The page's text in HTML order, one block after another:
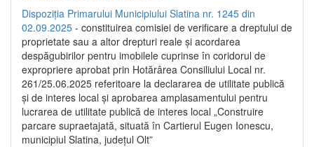
Dispoziția Primarului Municipiului Slatina nr. 1245 din
02.09.2025 - constituirea comisiei de verificare a dreptului de
proprietate sau a altor drepturi reale și acordarea
despăgubirilor pentru imobilele cuprinse în coridorul de
expropriere aprobat prin Hotărârea Consiliului Local nr.
261/25.06.2025 referitoare la declararea de utilitate publică
și de interes local și aprobarea amplasamentului pentru
lucrarea de utilitate publică de interes local „Construire
parcare supraetajată, situată în Cartierul Eugen Ionescu,
municipiul Slatina, județul Olt”